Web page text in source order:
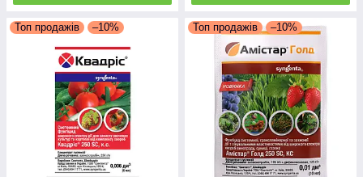
Топ продажів –10% Топ продажів –10%